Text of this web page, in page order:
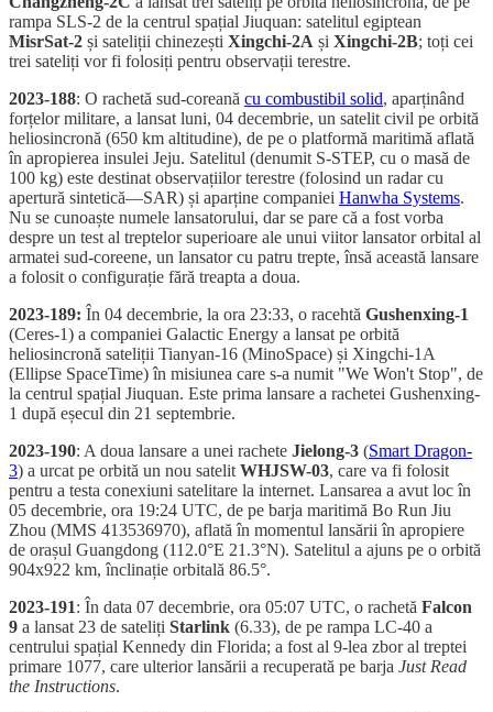
rampa SLS-2 de la centrul spațial Jiuquan: satelitul egiptean
MisrSat-2 și sateliții chinezești Xingchi-2A și Xingchi-2B; toți cei
trei sateliți vor fi folosiți pentru observații terestre.
2023-188: O rachetă sud-coreană cu combustibil solid, aparținând
forțelor militare, a lansat luni, 04 decembrie, un satelit civil pe orbită
heliosincronă (650 km altitudine), de pe o platformă maritimă aflată
în apropierea insulei Jeju. Satelitul (denumit S-STEP, cu o masă de
100 kg) este destinat observațiilor terestre (folosind un radar cu
apertură sintetică—SAR) și aparține companiei Hanwha Systems.
Nu se cunoaște numele lansatorului, dar se pare că a fost vorba
despre un test al treptelor superioare ale unui viitor lansator orbital al
armatei sud-coreene, un lansator cu patru trepte, însă această lansare
a folosit o configurație fără treapta a doua.
2023-189: În 04 decembrie, la ora 23:33, o racehtă Gushenxing-1
(Ceres-1) a companiei Galactic Energy a lansat pe orbită
heliosincronă sateliții Tianyan-16 (MinoSpace) și Xingchi-1A
(Ellipse SpaceTime) în misiunea care s-a numit "We Won't Stop", de
la centrul spațial Jiuquan. Este prima lansare a rachetei Gushenxing-
1 după eșecul din 21 septembrie.
2023-190: A doua lansare a unei rachete Jielong-3 (Smart Dragon-
3) a urcat pe orbită un nou satelit WHJSW-03, care va fi folosit
pentru a testa conexiuni satelitare la internet. Lansarea a avut loc în
05 decembrie, ora 19:24 UTC, de pe barja maritimă Bo Run Jiu
Zhou (MMS 413536970), aflată în momentul lansării în apropiere
de orașul Guangdong (112.0°E 21.3°N). Satelitul a ajuns pe o orbită
904x922 km, înclinație orbitală 86.5°.
2023-191: În data 07 decembrie, ora 05:07 UTC, o rachetă Falcon
9 a lansat 23 de sateliți Starlink (6.33), de pe rampa LC-40 a
centrului spațial Kennedy din Florida; a fost al 9-lea zbor al treptei
primare 1077, care ulterior lansării a recuperată pe barja Just Read
the Instructions.